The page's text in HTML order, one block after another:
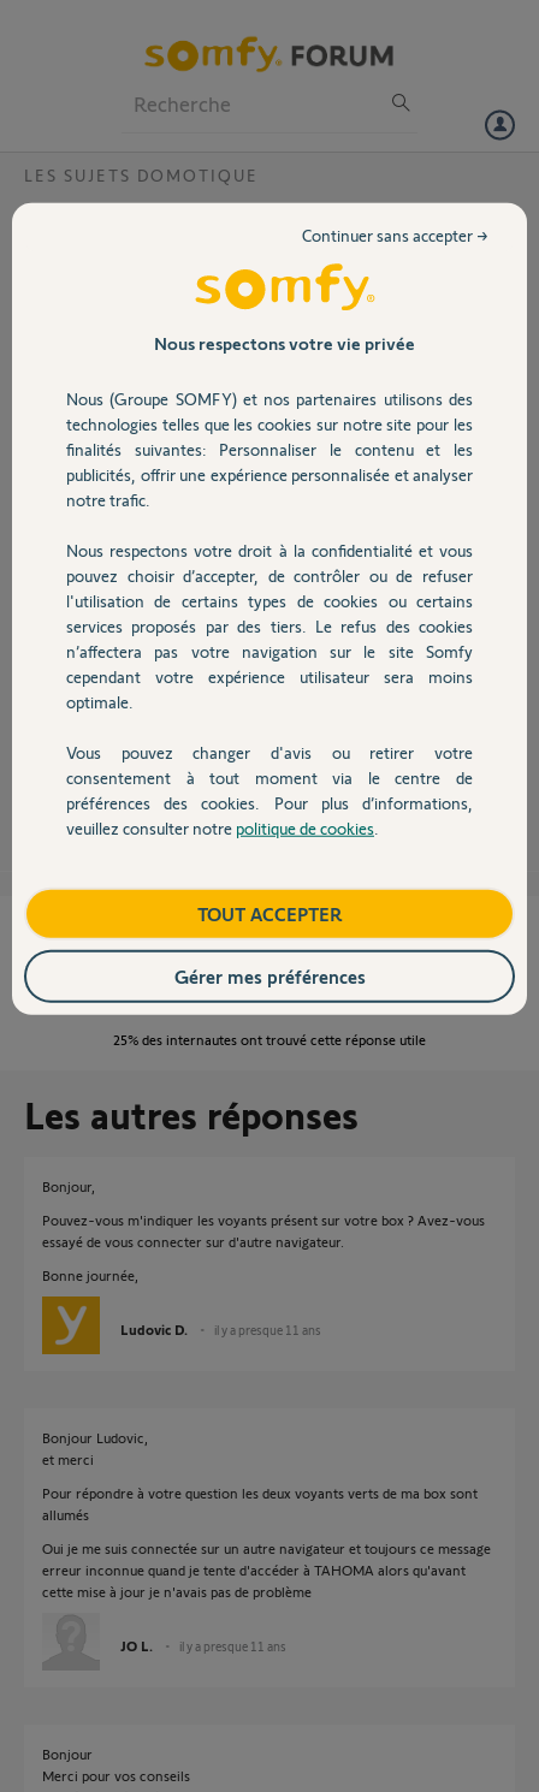
Volet
Sécurité
Domotique
Chauffage
Autres produits
Devis avec un pro
Contact
LES SUJETS DOMOTIQUE
je ne peux pas me connecter a tahoma
depuis la nouvelle mise a jour ça m'indique
erreur inconnue que dois je faire?
JO L.
il y a presque 11 ans
Participer au fil de discussion
Bonjour,
Nous rencontrons un bug avec Internet Explorer mais pas sur les autres
navigateurs. Pouvez-vous m'indiquer les navigateurs testés ainsi que
leurs versions ?
Merci également de m'indiquer le PIN de votre Tahoma.
Ludovic D. il y a presque 11 ans
Cette réponse vous a-t-elle aidé ?
NON OUI
25% des internautes ont trouvé cette réponse utile
Les autres réponses
Bonjour,
Pouvez-vous m'indiquer les voyants présent sur votre box ? Avez-vous
essayé de vous connecter sur d'autre navigateur.
Bonne journée,
Ludovic D. il y a presque 11 ans
Bonjour Ludovic,
et merci
Pour répondre à votre question les deux voyants verts de ma box sont
allumés
Oui je me suis connectée sur un autre navigateur et toujours ce message
erreur inconnue quand je tente d'accéder à TAHOMA alors qu'avant
cette mise à jour je n'avais pas de problème
JO L. il y a presque 11 ans
Bonjour
Merci pour vos conseils
Nous respectons votre vie privée
Nous (Groupe SOMFY) et nos partenaires utilisons des
technologies telles que les cookies sur notre site pour les
finalités suivantes: Personnaliser le contenu et les
publicités, offrir une expérience personnalisée et analyser
notre trafic.
Nous respectons votre droit à la confidentialité et vous
pouvez choisir d’accepter, de contrôler ou de refuser
l'utilisation de certains types de cookies ou certains
services proposés par des tiers. Le refus des cookies
n’affectera pas votre navigation sur le site Somfy
cependant votre expérience utilisateur sera moins
optimale.
Vous pouvez changer d'avis ou retirer votre
consentement à tout moment via le centre de
préférences des cookies. Pour plus d’informations,
veuillez consulter notre politique de cookies
Continuer sans accepter →
TOUT ACCEPTER
Gérer mes préférences